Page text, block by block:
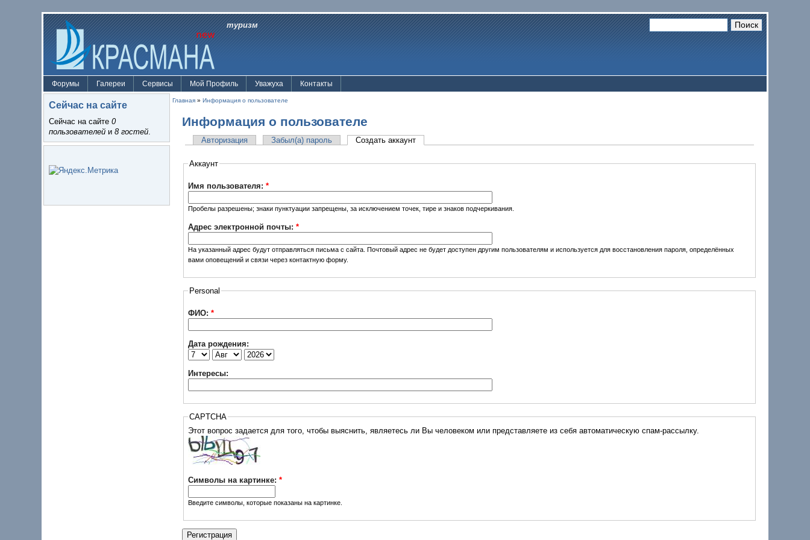
туризм
Форумы Галереи Сервисы Мой Профиль Уважуха Контакты
Сейчас на сайте
Сейчас на сайте 0
пользователей и 8 гостей.
Главная » Информация о пользователе
Информация о пользователе
Авторизация Забыл(а) пароль Создать аккаунт
Аккаунт
Имя пользователя: *
Пробелы разрешены; знаки пунктуации запрещены, за исключением точек, тире и знаков подчеркивания.
Адрес электронной почты: *
На указанный адрес будут отправляться письма с сайта. Почтовый адрес не будет доступен другим пользователям и используется для восстановления пароля, определённых
вами оповещений и связи через контактную форму.
Personal
ФИО: *
Дата рождения:
Интересы:
CAPTCHA
Этот вопрос задается для того, чтобы выяснить, являетесь ли Вы человеком или представляете из себя автоматическую спам-рассылку.
Символы на картинке: *
Введите символы, которые показаны на картинке.